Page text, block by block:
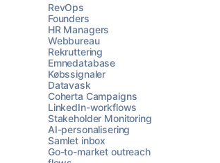
RevOps
Founders
HR Managers
Webbureau
Rekruttering
Emnedatabase
Købssignaler
Datavask
Coherta Campaigns
LinkedIn-workflows
Stakeholder Monitoring
AI-personalisering
Samlet inbox
Go-to-market outreach